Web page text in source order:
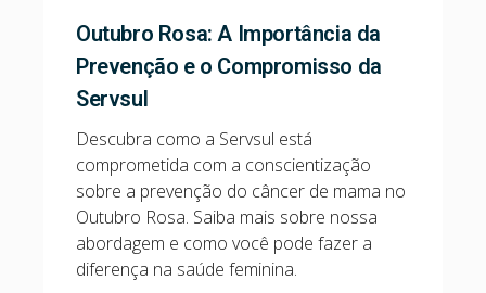
Outubro Rosa: A Importância da
Prevenção e o Compromisso da
Servsul
Descubra como a Servsul está
comprometida com a conscientização
sobre a prevenção do câncer de mama no
Outubro Rosa. Saiba mais sobre nossa
abordagem e como você pode fazer a
diferença na saúde feminina.